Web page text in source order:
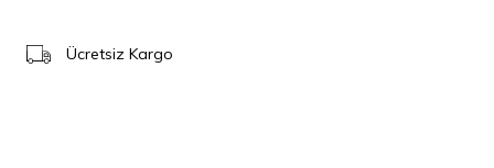
Ücretsiz Kargo